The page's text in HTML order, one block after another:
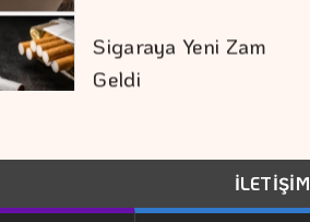
Polisilikona Yüzde 15
Tarife Uygulayacak
Seçenekleri
İLETİŞİM